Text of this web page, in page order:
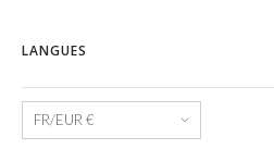
LANGUES
Langues